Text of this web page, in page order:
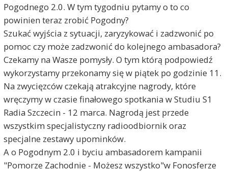
Pogodnego 2.0. W tym tygodniu pytamy o to co
powinien teraz zrobić Pogodny?
Szukać wyjścia z sytuacji, zaryzykować i zadzwonić po
pomoc czy może zadzwonić do kolejnego ambasadora?
Czekamy na Wasze pomysły. O tym którą podpowiedź
wykorzystamy przekonamy się w piątek po godzinie 11.
Na zwycięzców czekają atrakcyjne nagrody, które
wręczymy w czasie finałowego spotkania w Studiu S1
Radia Szczecin - 12 marca. Nagrodą jest przede
wszystkim specjalistyczny radioodbiornik oraz
specjalne zestawy upominków.
A o Pogodnym 2.0 i byciu ambasadorem kampanii
"Pomorze Zachodnie - Możesz wszystko"w Fonosferze